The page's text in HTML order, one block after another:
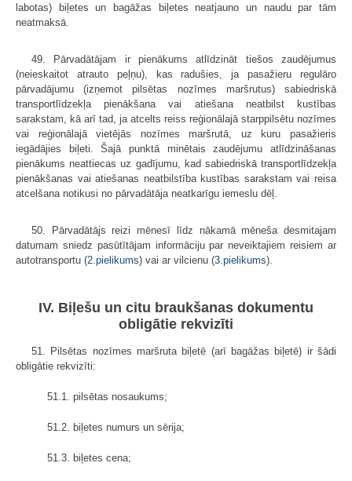
labotas) biļetes un bagāžas biļetes neatjauno un naudu par tām
neatmaksā.
49. Pārvadātājam ir pienākums atlīdzināt tiešos zaudējumus
(neieskaitot atrauto peļņu), kas radušies, ja pasažieru regulāro
pārvadājumu (izņemot pilsētas nozīmes maršrutus) sabiedriskā
transportlīdzekļa pienākšana vai atiešana neatbilst kustības
sarakstam, kā arī tad, ja atcelts reiss reģionālajā starppilsētu nozīmes
vai reģionālajā vietējās nozīmes maršrutā, uz kuru pasažieris
iegādājies biļeti. Šajā punktā minētais zaudējumu atlīdzināšanas
pienākums neattiecas uz gadījumu, kad sabiedriskā transportlīdzekļa
pienākšanas vai atiešanas neatbilstība kustības sarakstam vai reisa
atcelšana notikusi no pārvadātāja neatkarīgu iemeslu dēļ.
50. Pārvadātājs reizi mēnesī līdz nākamā mēneša desmitajam
datumam sniedz pasūtītājam informāciju par neveiktajiem reisiem ar
autotransportu (2.pielikums) vai ar vilcienu (3.pielikums).
IV. Biļešu un citu braukšanas dokumentu
obligātie rekvizīti
51. Pilsētas nozīmes maršruta biļetē (arī bagāžas biļetē) ir šādi
obligātie rekvizīti:
51.1. pilsētas nosaukums;
51.2. biļetes numurs un sērija;
51.3. biļetes cena;